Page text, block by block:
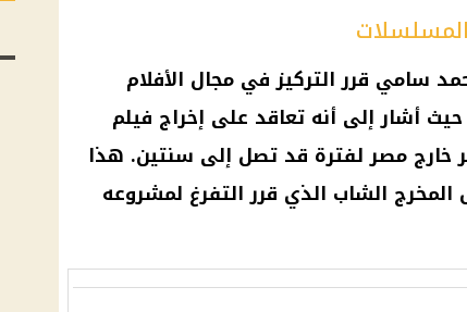
المسلسلات
سامي قرر التركيز في مجال الأفلام
حيث أشار إلى أنه تعاقد على إخراج فيلم
خارج مصر لفترة قد تصل إلى سنتين. هذا
المخرج الشاب الذي قرر التفرغ لمشروعه